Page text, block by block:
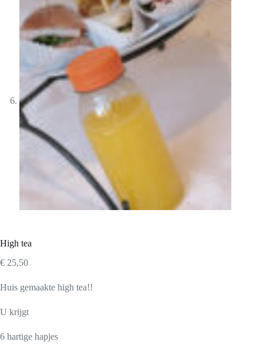
High tea
€ 25,50
Huis gemaakte high tea!!
U krijgt
6 hartige hapjes